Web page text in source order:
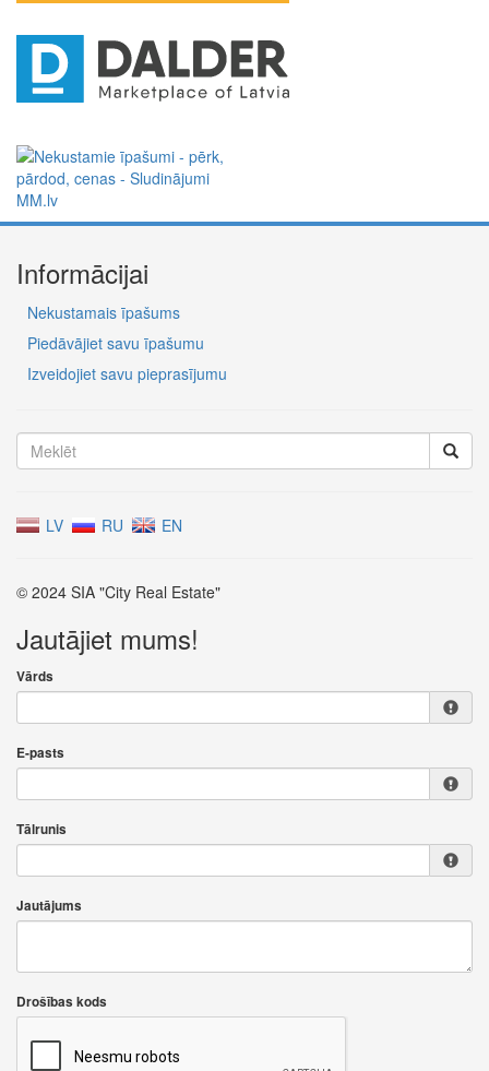
Informācijai
Nekustamais īpašums
Piedāvājiet savu īpašumu
Izveidojiet savu pieprasījumu
LV RU EN
© 2024 SIA "City Real Estate"
Jautājiet mums!
Vārds
E-pasts
Tālrunis
Jautājums
Drošības kods